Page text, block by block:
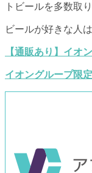
トビールを多数取
ビールが好きな人
【通販あり】イオ
イオングループ限